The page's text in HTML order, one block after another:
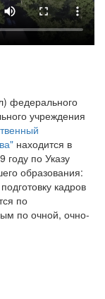
федерального
учреждения
находится в
году по Указу
образования:
кадров
по
по очной, очно-